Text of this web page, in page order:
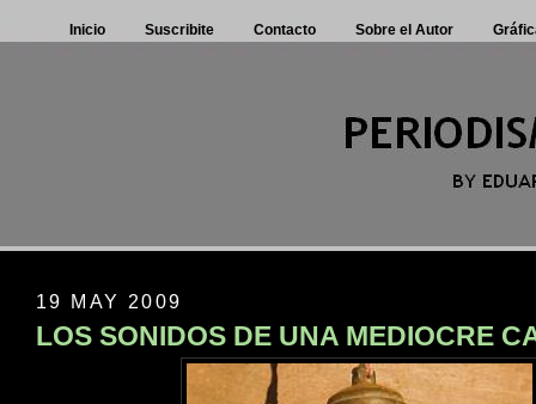
Inicio Suscribite Contacto Sobre el Autor
19 MAY 2009
LOS SONIDOS DE UNA MEDIOCRE